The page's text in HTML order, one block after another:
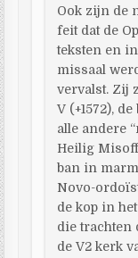
Ook zijn de
feit dat de
teksten en
missaal
vervalst. Zij
V (+1572),
alle andere
Heilig
ban in
Novo-
de kop in
die trachten
de V2 kerk